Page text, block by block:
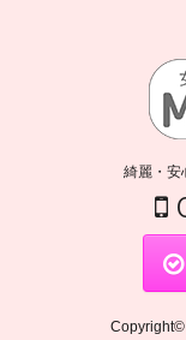
綺麗・安
Copyright©